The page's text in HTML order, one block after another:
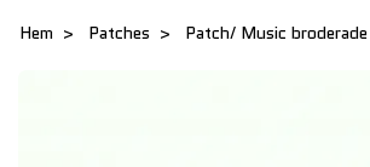
Hem Patches Patch/ Music broderade